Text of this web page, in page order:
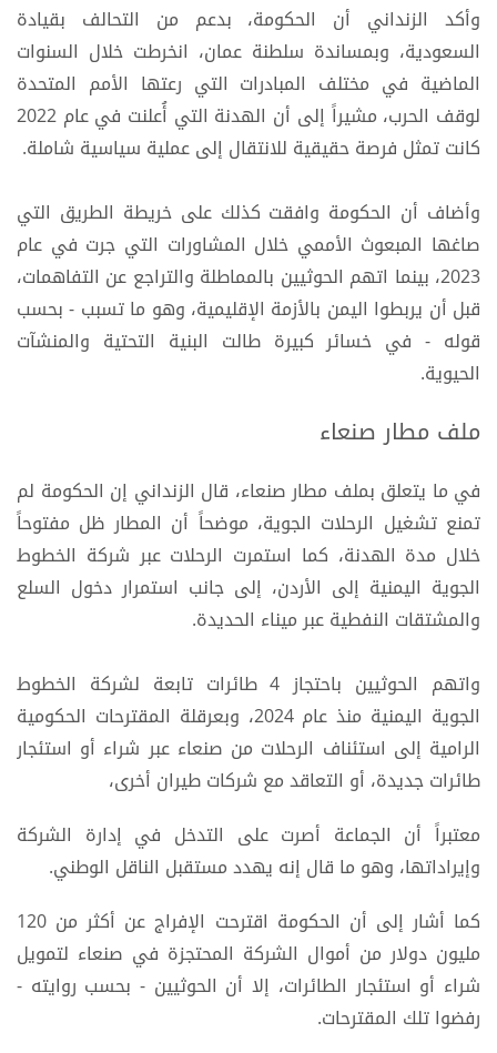
وأكد الزنداني أن الحكومة، بدعم من التحالف بقيادة
السعودية، وبمساندة سلطنة عمان، انخرطت خلال السنوات
الماضية في مختلف المبادرات التي رعتها الأمم المتحدة
لوقف الحرب، مشيراً إلى أن الهدنة التي أُعلنت في عام 2022
كانت تمثل فرصة حقيقية للانتقال إلى عملية سياسية شاملة.
وأضاف أن الحكومة وافقت كذلك على خريطة الطريق التي
صاغها المبعوث الأممي خلال المشاورات التي جرت في عام
2023، بينما اتهم الحوثيين بالمماطلة والتراجع عن التفاهمات،
قبل أن يربطوا اليمن بالأزمة الإقليمية، وهو ما تسبب - بحسب
قوله - في خسائر كبيرة طالت البنية التحتية والمنشآت
الحيوية.
ملف مطار صنعاء
في ما يتعلق بملف مطار صنعاء، قال الزنداني إن الحكومة لم
تمنع تشغيل الرحلات الجوية، موضحاً أن المطار ظل مفتوحاً
خلال مدة الهدنة، كما استمرت الرحلات عبر شركة الخطوط
الجوية اليمنية إلى الأردن، إلى جانب استمرار دخول السلع
والمشتقات النفطية عبر ميناء الحديدة.
واتهم الحوثيين باحتجاز 4 طائرات تابعة لشركة الخطوط
الجوية اليمنية منذ عام 2024، وبعرقلة المقترحات الحكومية
الرامية إلى استئناف الرحلات من صنعاء عبر شراء أو استئجار
طائرات جديدة، أو التعاقد مع شركات طيران أخرى،
معتبراً أن الجماعة أصرت على التدخل في إدارة الشركة
وإيراداتها، وهو ما قال إنه يهدد مستقبل الناقل الوطني.
كما أشار إلى أن الحكومة اقترحت الإفراج عن أكثر من 120
مليون دولار من أموال الشركة المحتجزة في صنعاء لتمويل
شراء أو استئجار الطائرات، إلا أن الحوثيين - بحسب روايته -
رفضوا تلك المقترحات.